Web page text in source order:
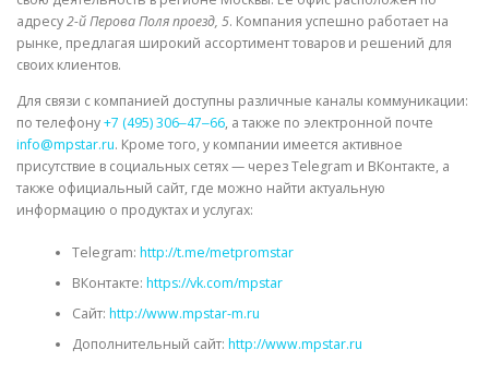
адресу2-й Перова Поля проезд, 5. Компания успешно работает на
рынке, предлагая широкий ассортимент товаров и решений для
своих клиентов.
Для связи с компанией доступны различные каналы коммуникации:
по телефону+7 (495) 306‒47‒66, а также по электронной почте
info@mpstar.ru. Кроме того, у компании имеется активное
присутствие в социальных сетях — через Telegram и ВКонтакте, а
также официальный сайт, где можно найти актуальную
информацию о продуктах и услугах:
Telegram: http://t.me/metpromstar
ВКонтакте: https://vk.com/mpstar
Сайт: http://www.mpstar-m.ru
Дополнительный сайт: http://www.mpstar.ru